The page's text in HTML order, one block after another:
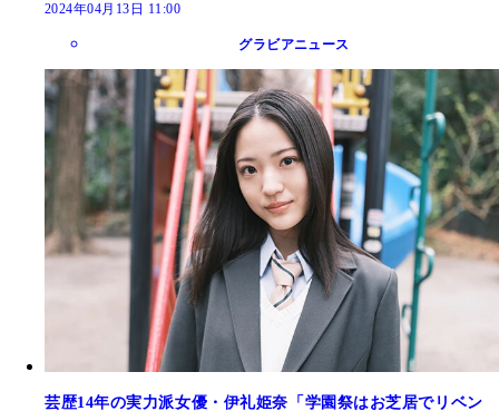
2024年04月13日 11:00
グラビアニュース
芸歴14年の実力派女優・伊礼姫奈「学園祭はお芝居でリベン